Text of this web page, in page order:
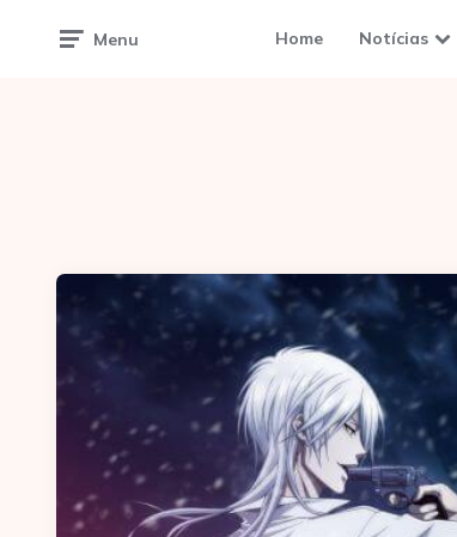
Menu Home Notícias